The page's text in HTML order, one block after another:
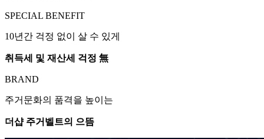
SPECIAL BENEFIT
10년간 걱정 없이 살 수 있게
취득세 및 재산세 걱정 無
BRAND
주거문화의 품격을 높이는
더샵 주거벨트의 으뜸